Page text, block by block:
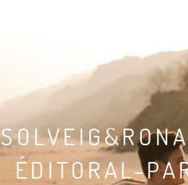
ÉDITORAL-